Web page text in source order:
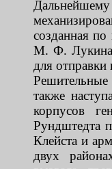
созданная
М. Ф. Лукина
для
Решительные
также
корпусов
Рундштедта
Клейста и
двух